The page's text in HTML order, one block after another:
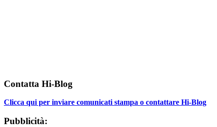
Contatta Hi-Blog
Clicca qui per inviare comunicati stampa o contattare Hi-Blog
Pubblicità: